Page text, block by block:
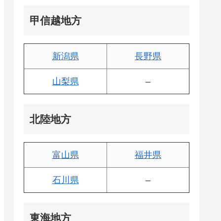
甲信越地方
新潟県 長野県
山梨県 –
北陸地方
富山県 福井県
石川県 –
東海地方